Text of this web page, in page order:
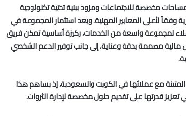
مخصصة للاجتماعات ومزود ببنية تحتية تكنولوجية
وفقاً لأعلى المعايير المهنية. ويعد استثمار المجموعة في
لمجموعة واسعة من الخدمات، ركيزة أساسية تمكن فريق
مصممة بدقة وعناية، إلى جانب توفير الدعم الشخصي
المتينة مع عملائها في الكويت والسعودية، إذ يساهم هذا
قدرتها على تقديم حلول مخصصة لإدارة الثروات.